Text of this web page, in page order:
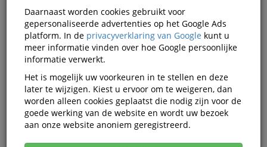
filter
Veiligheidsartikelen
Hoofdbescherming
Veiligheidshelmen
3M Veiligheidshelmen
Populariteit
Actief filter: 3M
Daarnaast worden cookies gebruikt voor
gepersonaliseerde advertenties op het Google Ads
platform. In de privacyverklaring van Google kunt u
meer informatie vinden over hoe Google persoonlijke
informatie verwerkt.
Het is mogelijk uw voorkeuren in te stellen en deze
later te wijzigen. Kiest u ervoor om te weigeren, dan
worden alleen cookies geplaatst die nodig zijn voor de
goede werking van de website en wordt uw bezoek
aan onze website anoniem geregistreerd.